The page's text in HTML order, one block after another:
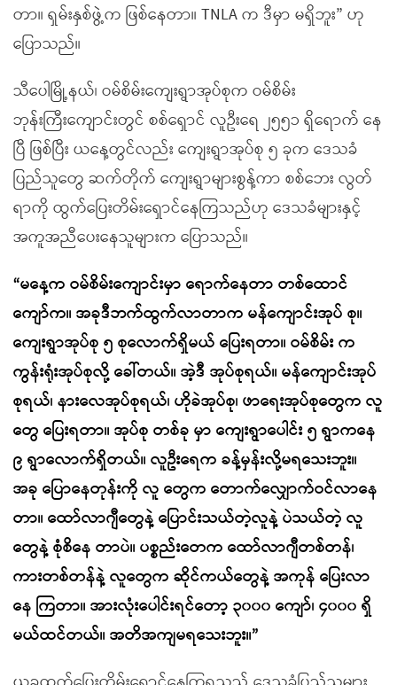
တာ။ ရှမ်းနှစ်ဖွဲ့က ဖြစ်နေတာ။ TNLA က ဒီမှာ မရှိဘူး” ဟု
ပြောသည်။
သီပေါမြို့နယ်၊ ဝမ်စိမ်းကျေးရွာအုပ်စုက ဝမ်စိမ်း
ဘုန်းကြီးကျောင်းတွင် စစ်ရှောင် လူဦးရေ ၂၅၅၁ ရှိရောက် နေ
ပြီ ဖြစ်ပြီး ယနေ့တွင်လည်း ကျေးရွာအုပ်စု ၅ ခုက ဒေသခံ
ပြည်သူတွေ ဆက်တိုက် ကျေးရွာများစွန့်ကာ စစ်ဘေး လွတ်
ရာကို ထွက်ပြေးတိမ်းရှောင်နေကြသည်ဟု ဒေသခံများနှင့်
အကူအညီပေးနေသူများက ပြောသည်။
“မနေ့က ဝမ်စိမ်းကျောင်းမှာ ရောက်နေတာ တစ်ထောင်
ကျော်က။ အခုဒီဘက်ထွက်လာတာက မန်ကျောင်းအုပ် စု။
ကျေးရွာအုပ်စု ၅ စုလောက်ရှိမယ် ပြေးရတာ။ ဝမ်စိမ်း က
ကွန်းရုံးအုပ်စုလို့ ခေါ်တယ်။ အဲ့ဒီ အုပ်စုရယ်။ မန်ကျောင်းအုပ်
စုရယ်၊ နားလေအုပ်စုရယ်၊ ဟိုခဲအုပ်စု၊ ဖာရေးအုပ်စုတွေက လူ
တွေ ပြေးရတာ။ အုပ်စု တစ်ခု မှာ ကျေးရွာပေါင်း ၅ ရွာကနေ
၉ ရွာလောက်ရှိတယ်။ လူဦးရေက ခန့်မှန်းလို့မရသေးဘူး။
အခု ပြောနေတုန်းကို လူ တွေက တောက်လျှောက်ဝင်လာနေ
တာ။ ထော်လာဂျီတွေနဲ့ ပြောင်းသယ်တဲ့လူနဲ့ ပဲသယ်တဲ့ လူ
တွေနဲ့ စုံစိနေ တာပဲ။ ပစ္စည်းတေက ထော်လာဂျီတစ်တန်၊
ကားတစ်တန်နဲ့ လူတွေက ဆိုင်ကယ်တွေနဲ့ အကုန် ပြေးလာ
နေ ကြတာ။ အားလုံးပေါင်းရင်တော့ ၃၀၀၀ ကျော်၊ ၄၀၀၀ ရှိ
မယ်ထင်တယ်။ အတိအကျမရသေးဘူး။”